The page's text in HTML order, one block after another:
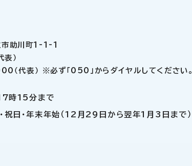
助川町1-1-1
）
表） ※必ず「050」からダイヤルしてください。
時15分まで
祝日・年末年始（12月29日から翌年1月3日まで）